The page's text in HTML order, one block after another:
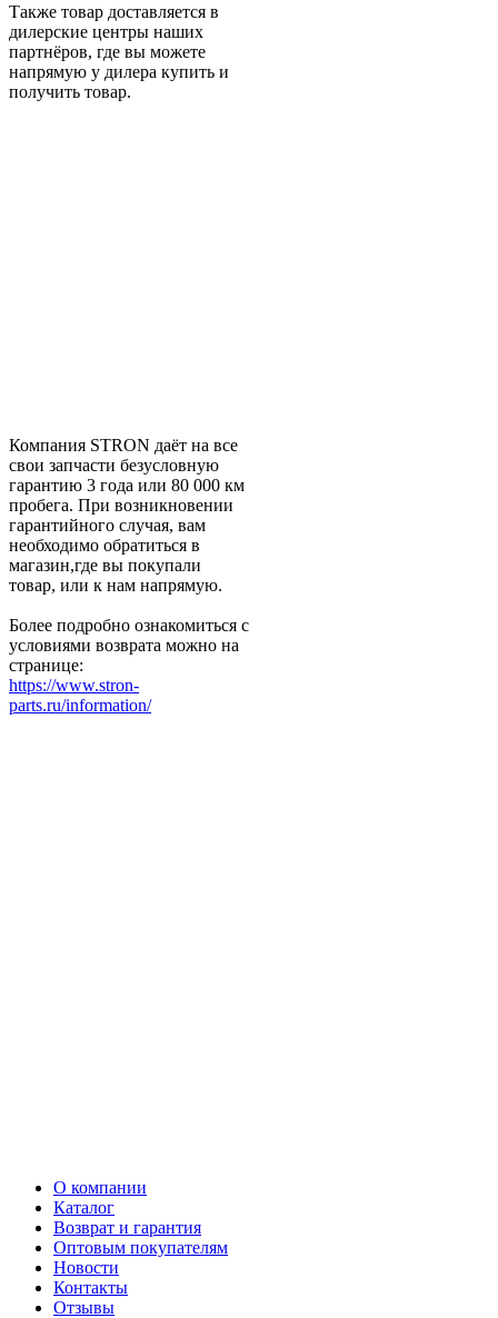
Также товар доставляется в
дилерские центры наших
партнёров, где вы можете
напрямую у дилера купить и
получить товар.
Компания STRON даёт на все
свои запчасти безусловную
гарантию 3 года или 80 000 км
пробега. При возникновении
гарантийного случая, вам
необходимо обратиться в
магазин,где вы покупали
товар, или к нам напрямую.
Более подробно ознакомиться с
условиями возврата можно на
странице:
https://www.stron-
parts.ru/information/
О компании
Каталог
Возврат и гарантия
Оптовым покупателям
Новости
Контакты
Отзывы